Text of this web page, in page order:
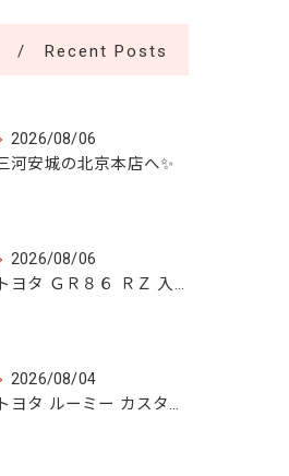
Recent Posts
2026/08/06
河安城の北京本店へ✨️
2026/08/06
トヨタ ＧＲ８６ ＲＺ 入庫しました！！
2026/08/04
トヨタ ルーミー カスタムＧ Ｓ 入庫しました！！